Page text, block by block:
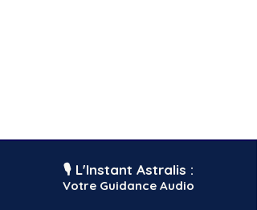
🎙️ L'Instant Astralis :
Votre Guidance Audio